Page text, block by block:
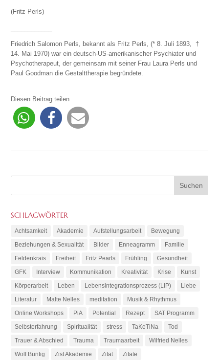
(Fritz Perls)
Friedrich Salomon Perls, bekannt als Fritz Perls, (* 8. Juli 1893, †
14. Mai 1970) war ein deutsch-US-amerikanischer Psychiater und
Psychotherapeut, der gemeinsam mit seiner Frau Laura Perls und
Paul Goodman die Gestalttherapie begründete.
Diesen Beitrag teilen
SCHLAGWÖRTER
Achtsamkeit Akademie Aufstellungsarbeit
Bewegung
Beziehungen & Sexualität
Bilder Enneagramm
Familie
Feldenkrais
Freiheit Fritz Pearls Frühling
Gesundheit
GFK
Interview Kommunikation Kreativität Krise
Kunst
Körperarbeit
Leben Lebensintegrationsprozess (LIP)
Liebe
Literatur
Malte Nelles meditation
Musik & Rhythmus
Online Workshops
PiA Potential Rezept
SAT Programm
Selbsterfahrung
Spiritualität stress TaKeTiNa
Tod
Trauer & Abschied
Trauma Traumaarbeit
Wilfried Nelles
Wolf Büntig
Zist Akademie Zitat Zitate